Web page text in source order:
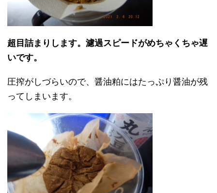
超目詰まりします。濾過スピードがめちゃくちゃ遅
いです。
圧搾がしづらいので、醤油粕にはたっぷり醤油が残
ってしまいます。